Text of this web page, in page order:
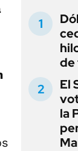
de
El
la